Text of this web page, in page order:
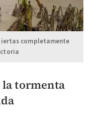
completamente
tormenta